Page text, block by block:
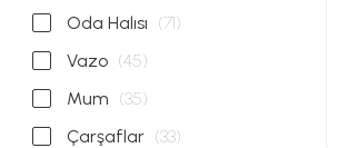
Oda Halısı (71)
Vazo (45)
Mum (35)
Çarşaflar (33)